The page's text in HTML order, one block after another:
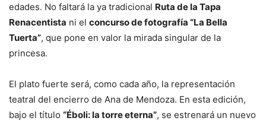
edades. No faltará la ya tradicional Ruta de la Tapa
Renacentista ni el concurso de fotografía “La Bella
Tuerta”, que pone en valor la mirada singular de la
princesa.
El plato fuerte será, como cada año, la representación
teatral del encierro de Ana de Mendoza. En esta edición,
bajo el título “Éboli: la torre eterna”, se estrenará un nuevo